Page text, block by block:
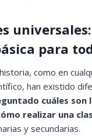
para
como en
han existido
cuáles son
realizar una
y secundarias.